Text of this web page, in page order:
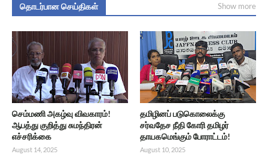
தொடர்பான செய்திகள் Show more
செம்மணி அகழ்வு விவகாரம்!
ஆபத்து குறித்து சுமந்திரன்
எச்சரிக்கை
August 14, 2025
தமிழினப் படுகொலைக்கு
சர்வதேச நீதி கோரி தமிழர்
தாயகமெங்கும் போராட்டம்!
August 10, 2025